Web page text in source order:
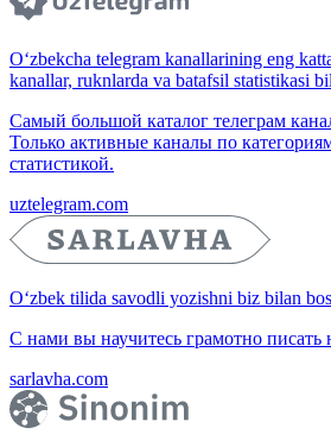
O‘zbekcha telegram kanallarining eng
kanallar, ruknlarda va batafsil statistikasi
Самый большой каталог телеграм
Только активные каналы по
статистикой.
uztelegram.com
O‘zbek tilida savodli yozishni biz bilan
С нами вы научитесь грамотно писать
sarlavha.com